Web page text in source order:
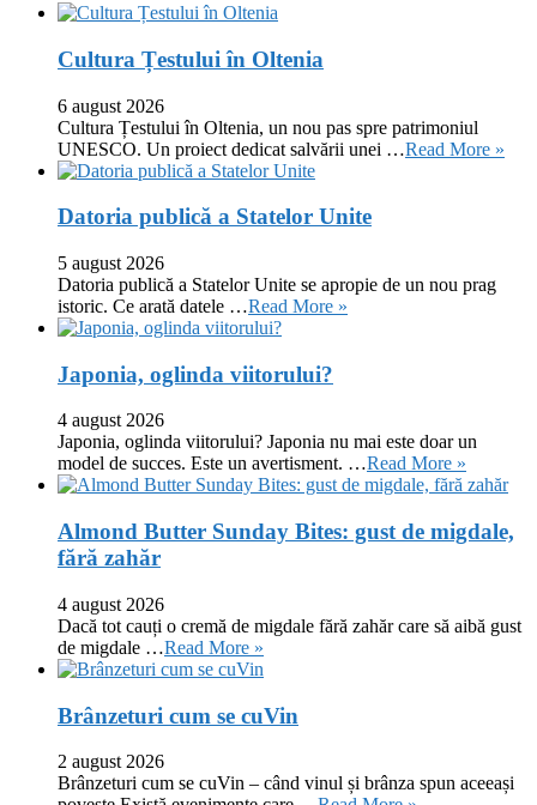
Cultura Țestului în Oltenia
6 august 2026
Cultura Țestului în Oltenia, un nou pas spre patrimoniul
UNESCO. Un proiect dedicat salvării unei …Read More »
Datoria publică a Statelor Unite
5 august 2026
Datoria publică a Statelor Unite se apropie de un nou prag
istoric. Ce arată datele …Read More »
Japonia, oglinda viitorului?
4 august 2026
Japonia, oglinda viitorului? Japonia nu mai este doar un
model de succes. Este un avertisment. …Read More »
Almond Butter Sunday Bites: gust de migdale,
fără zahăr
4 august 2026
Dacă tot cauți o cremă de migdale fără zahăr care să aibă gust
de migdale …Read More »
Brânzeturi cum se cuVin
2 august 2026
Brânzeturi cum se cuVin – când vinul și brânza spun aceeași